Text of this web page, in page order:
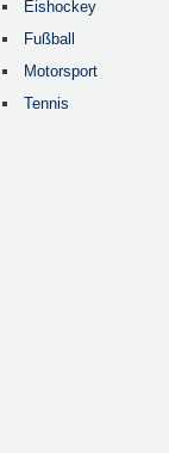
Eishockey
Fußball
Motorsport
Tennis